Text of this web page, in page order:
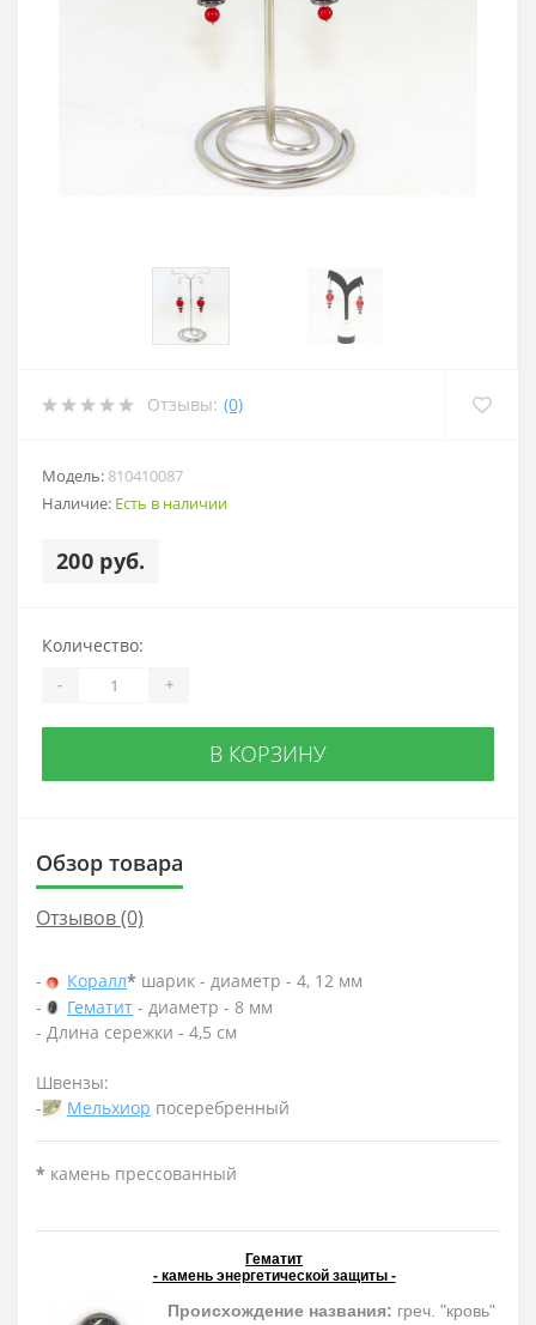
Отзывы: (0)
Модель: 810410087
Наличие: Есть в наличии
200 руб.
Количество:
- +
В КОРЗИНУ
Обзор товара
Отзывов (0)
- Коралл* шарик - диаметр - 4, 12 мм
-
Гематит - диаметр - 8 мм
- Длина сережки - 4,5 см
Швензы:
-
Мельхиор посеребренный
* камень прессованный
Гематит
- камень энергетической защиты -
Происхождение названия: греч. "кровь"